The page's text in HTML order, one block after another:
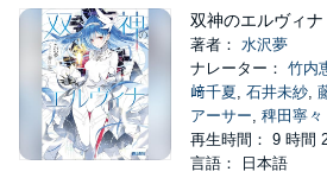
双神のエルヴィナ
著者： 水沢夢
ナレーター： 竹内
﨑千夏, 石井未紗,
アーサー, 稗田寧々
再生時間： 9 時間
言語： 日本語